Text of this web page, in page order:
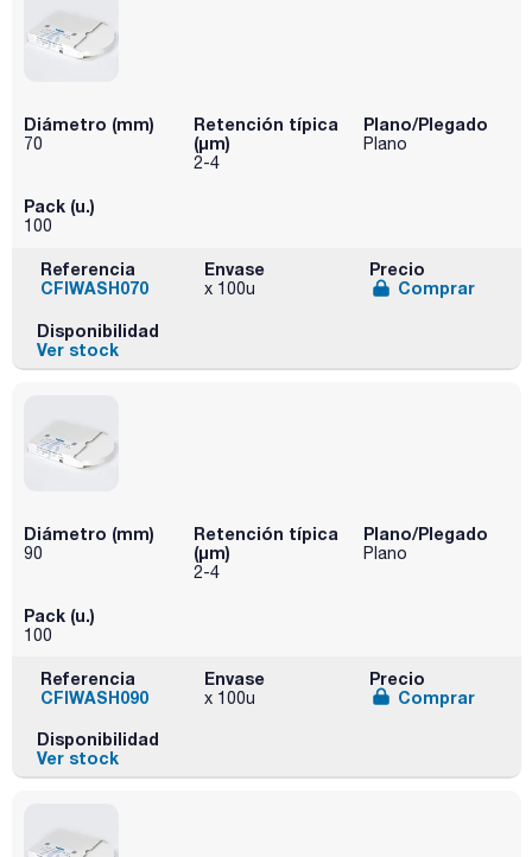
Diámetro (mm)
70
Retención típica
(µm)
2-4
Plano/Plegado
Plano
Pack (u.)
100
Referencia
CFIWASH070
Envase
x 100u
Precio
Comprar
Disponibilidad
Ver stock
Diámetro (mm)
90
Retención típica
(µm)
2-4
Plano/Plegado
Plano
Pack (u.)
100
Referencia
CFIWASH090
Envase
x 100u
Precio
Comprar
Disponibilidad
Ver stock